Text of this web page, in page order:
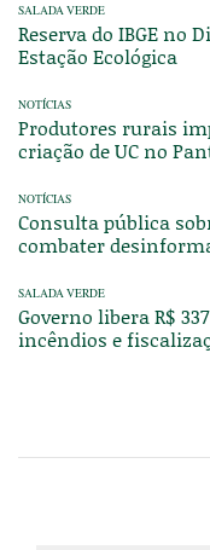
SALADA VERDE
Reserva do IBGE no
Estação Ecológica
NOTÍCIAS
Produtores rurais
criação de UC no
NOTÍCIAS
Consulta pública
combater
SALADA VERDE
Governo libera R$
incêndios e